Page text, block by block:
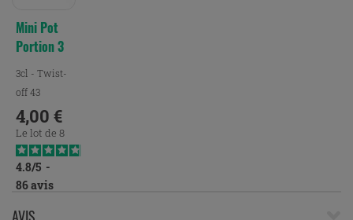
Mini Pot
Portion 3
Cl - To43
3cl - Twist-
off 43
Prix
4,00 €
Le lot de 8
4.8/5 -
86avis
AVIS